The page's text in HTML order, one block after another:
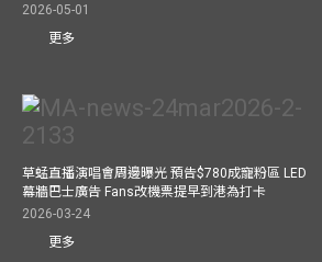
2026-05-01
更多
草蜢直播演唱會周邊曝光 預告$780成寵粉區 LED
幕牆巴士廣告 Fans改機票提早到港為打卡
2026-03-24
更多